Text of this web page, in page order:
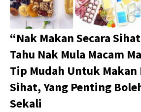
“Nak Makan Secara
Tahu Nak Mula Macam
Tip Mudah Untuk Makan
Sihat, Yang Penting
Sekali